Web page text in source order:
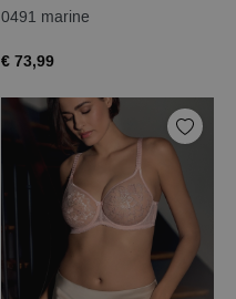
0491 marine
€ 73,99